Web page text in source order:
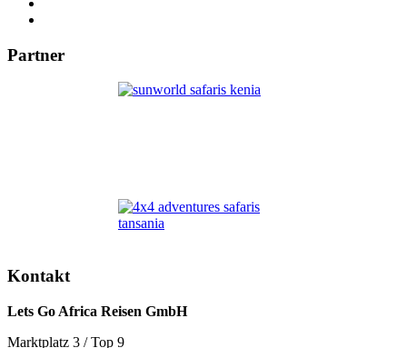
Partner
Kontakt
Lets Go Africa Reisen GmbH
Marktplatz 3 / Top 9